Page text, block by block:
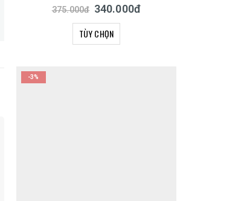
out of 5
375.000đ 340.000đ
TÙY CHỌN
-3%